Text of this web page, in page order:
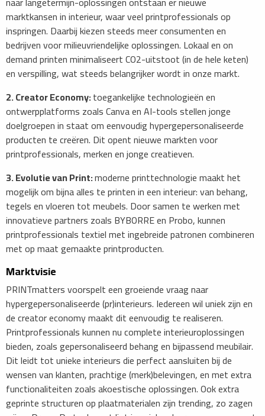
marktkansen in interieur, waar veel printprofessionals op
inspringen. Daarbij kiezen steeds meer consumenten en
bedrijven voor milieuvriendelijke oplossingen. Lokaal en on
demand printen minimaliseert CO2-uitstoot (in de hele keten)
en verspilling, wat steeds belangrijker wordt in onze markt.
2. Creator Economy:toegankelijke technologieën en
ontwerpplatforms zoals Canva en AI-tools stellen jonge
doelgroepen in staat om eenvoudig hypergepersonaliseerde
producten te creëren. Dit opent nieuwe markten voor
printprofessionals, merken en jonge creatieven.
3. Evolutie van Print:moderne printtechnologie maakt het
mogelijk om bijna alles te printen in een interieur: van behang,
tegels en vloeren tot meubels. Door samen te werken met
innovatieve partners zoals BYBORRE en Probo, kunnen
printprofessionals textiel met ingebreide patronen combineren
met op maat gemaakte printproducten.
Marktvisie
PRINTmatters voorspelt een groeiende vraag naar
hypergepersonaliseerde (pr)interieurs. Iedereen wil uniek zijn en
de creator economy maakt dit eenvoudig te realiseren.
Printprofessionals kunnen nu complete interieuroplossingen
bieden, zoals gepersonaliseerd behang en bijpassend meubilair.
Dit leidt tot unieke interieurs die perfect aansluiten bij de
wensen van klanten, prachtige (merk)belevingen, en met extra
functionaliteiten zoals akoestische oplossingen. Ook extra
geprinte structuren op plaatmaterialen zijn trending, zo zagen